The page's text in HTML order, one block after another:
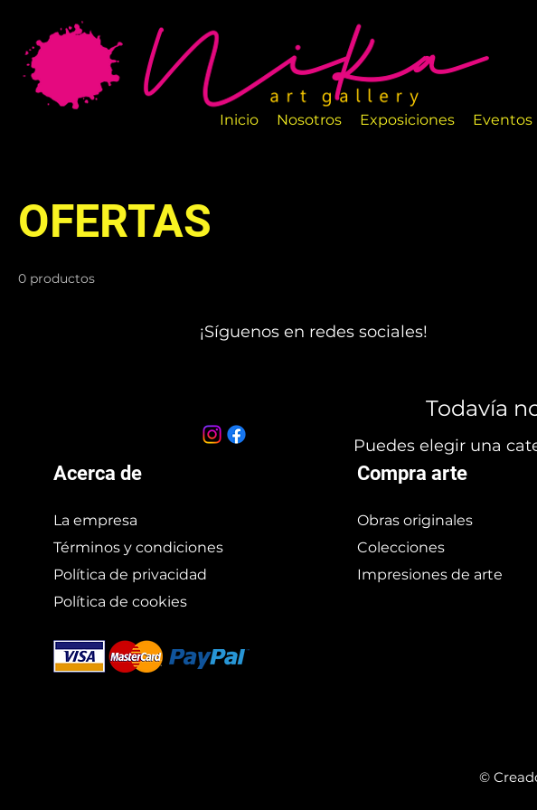
Inicio Nosotros Exposiciones Eventos
OFERTAS
0 productos
Todavía
Puedes elegir una
¡Síguenos en redes sociales!
Acerca de
La empresa
Términos y condiciones
Política de privacidad
Política de cookies
Compra arte
Obras originales
Colecciones
Impresiones de arte
©